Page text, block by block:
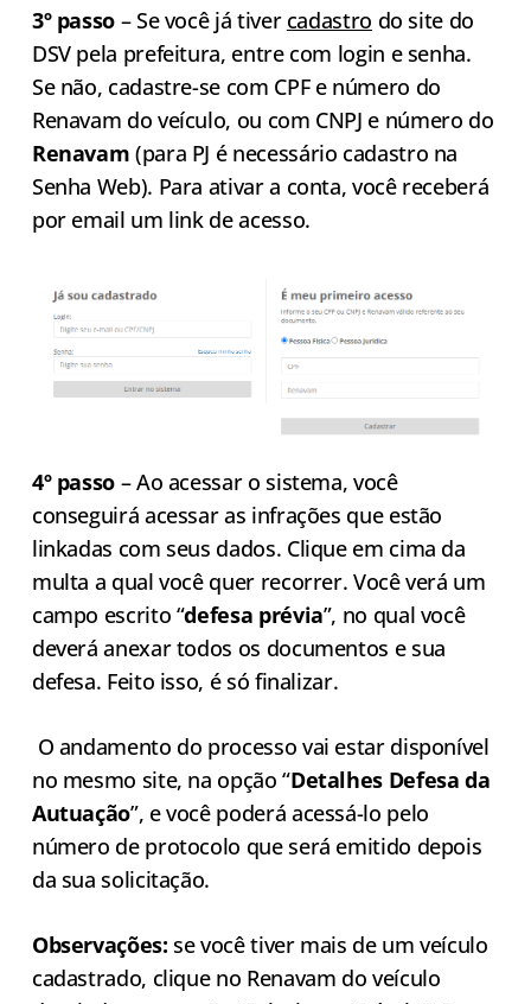
3º passo – Se você já tiver cadastro do site do
DSV pela prefeitura, entre com login e senha.
Se não, cadastre-se com CPF e número do
Renavam do veículo, ou com CNPJ e número do
Renavam (para PJ é necessário cadastro na
Senha Web). Para ativar a conta, você receberá
por email um link de acesso.
4º passo – Ao acessar o sistema, você
conseguirá acessar as infrações que estão
linkadas com seus dados. Clique em cima da
multa a qual você quer recorrer. Você verá um
campo escrito “defesa prévia”, no qual você
deverá anexar todos os documentos e sua
defesa. Feito isso, é só finalizar.
O andamento do processo vai estar disponível
no mesmo site, na opção “Detalhes Defesa da
Autuação”, e você poderá acessá-lo pelo
número de protocolo que será emitido depois
da sua solicitação.
Observações: se você tiver mais de um veículo
cadastrado, clique no Renavam do veículo